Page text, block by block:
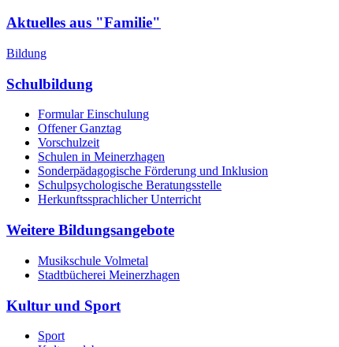
Aktuelles aus "Familie"
Bildung
Schulbildung
Formular Einschulung
Offener Ganztag
Vorschulzeit
Schulen in Meinerzhagen
Sonderpädagogische Förderung und Inklusion
Schulpsychologische Beratungsstelle
Herkunftssprachlicher Unterricht
Weitere Bildungsangebote
Musikschule Volmetal
Stadtbücherei Meinerzhagen
Kultur und Sport
Sport